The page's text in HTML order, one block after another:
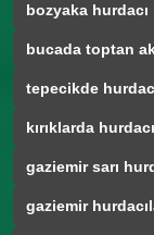
bozyaka hurdacı
bucada toptan
tepecikde
kırıklarda hurdacı
gaziemir sarı
gaziemir